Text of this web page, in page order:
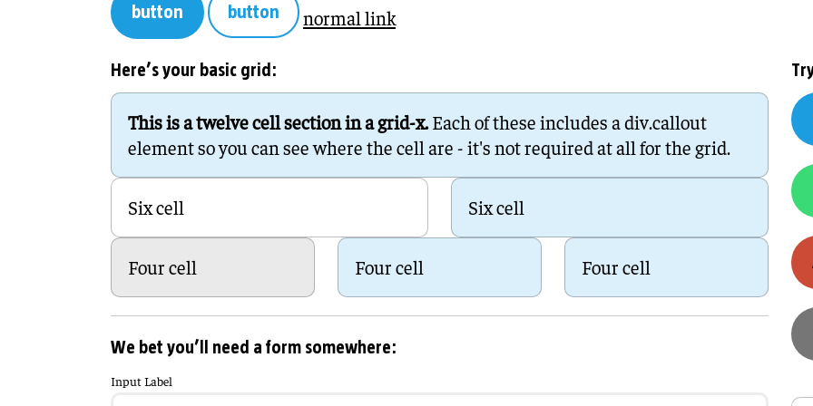
wonen
Financiële sector
button button normal link
Here’s your basic grid:
This is a twelve cell section in a grid-x.Each of these includes a div.callout
element so you can see where the cell are - it's not required at all for the grid.
Six cell Six cell
Four cell Four cell Four cell
We bet you’ll need a form somewhere:
Input Label